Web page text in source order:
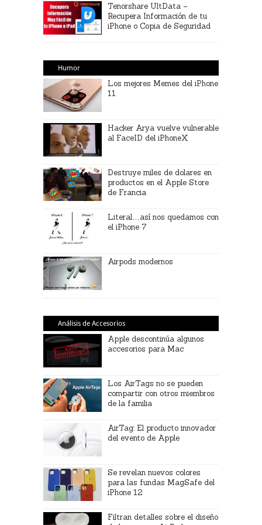
Tenorshare UltData –
Recupera Información de tu
iPhone o Copia de Seguridad
Humor
Los mejores Memes del iPhone
11
Hacker Arya vuelve vulnerable
al FaceID del iPhoneX
Destruye miles de dolares en
productos en el Apple Store
de Francia
Literal…así nos quedamos con
el iPhone 7
Airpods modernos
Análisis de Accesorios
Apple descontinúa algunos
accesorios para Mac
Los AirTags no se pueden
compartir con otros miembros
de la familia
AirTag: El producto innovador
del evento de Apple
Se revelan nuevos colores
para las fundas MagSafe del
iPhone 12
Filtran detalles sobre el diseño